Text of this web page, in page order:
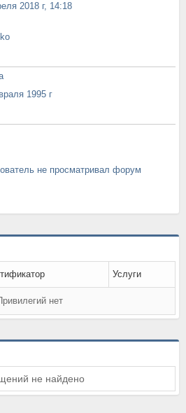
2018 г, 14:18
1995 г
не просматривал форум
Услуги
нет
не найдено